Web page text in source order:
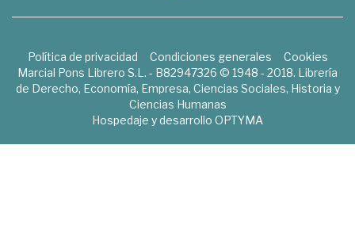
Política de privacidad Condiciones generales
Cookies
Marcial Pons Librero S.L. - B82947326 © 1948 - 2018. Librería
de Derecho, Economía, Empresa, Ciencias Sociales, Historia y
Ciencias Humanas
Hospedaje y desarrollo OPTYMA